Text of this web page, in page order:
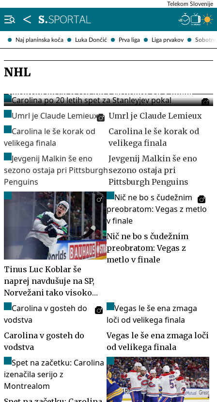
Naj planinska koča Luka Dončić Prva liga Liga prvakov Sobotni
Telekom Slovenije
NHL
Carolina po 20 letih spet za Stanleyjev pokal
Umrl je Claude Lemieux
Carolina le še korak od
velikega finala
Jevgenij Malkin še eno
sezono ostaja pri
Pittsburgh Penguins
Tinus Luc Koblar še
naprej navdušuje na SP,
Norvežani tako visoko v
skupini še niso bili
Nič ne bo s čudežnim
preobratom: Vegas z
metlo v finale
Carolina v gosteh do
vodstva
Vegas le še ena zmaga loči
od velikega finala